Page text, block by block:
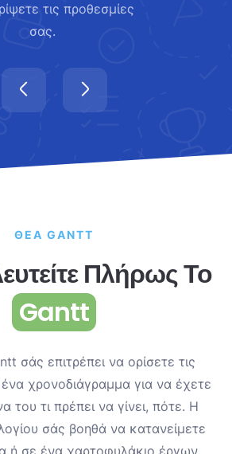
τις προθεσμίες
σας.
ΘΈΑ GANTT
Πλήρως Το
Gantt
σάς επιτρέπει να ορίσετε τις
χρονοδιάγραμμα για να έχετε
του τι πρέπει να γίνει, πότε. Η
σάς βοηθά να κατανείμετε